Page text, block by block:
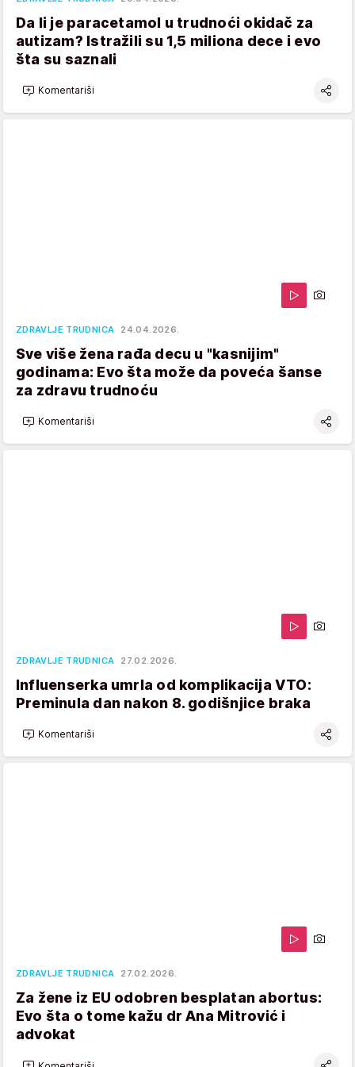
Da li je paracetamol u trudnoći okidač za
autizam? Istražili su 1,5 miliona dece i evo
šta su saznali
Komentariši
ZDRAVLJE TRUDNICA 24.04.2026.
Sve više žena rađa decu u "kasnijim"
godinama: Evo šta može da poveća šanse
za zdravu trudnoću
Komentariši
ZDRAVLJE TRUDNICA 27.02.2026.
Influenserka umrla od komplikacija VTO:
Preminula dan nakon 8. godišnjice braka
Komentariši
ZDRAVLJE TRUDNICA 27.02.2026.
Za žene iz EU odobren besplatan abortus:
Evo šta o tome kažu dr Ana Mitrović i
advokat